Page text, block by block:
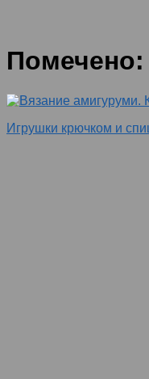
Помечено:
Игрушки крючком и